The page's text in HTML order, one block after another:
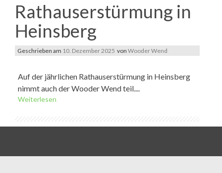
Rathauserstürmung in
Heinsberg
Geschrieben am 10. Dezember 2025 von Wooder Wend
Auf der jährlichen Rathauserstürmung in Heinsberg
nimmt auch der Wooder Wend teil....
Weiterlesen